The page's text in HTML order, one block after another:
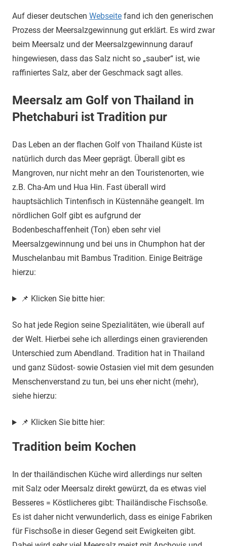
Auf dieser deutschen Webseite fand ich den generischen
Prozess der Meersalzgewinnung gut erklärt. Es wird zwar
beim Meersalz und der Meersalzgewinnung darauf
hingewiesen, dass das Salz nicht so „sauber“ ist, wie
raffiniertes Salz, aber der Geschmack sagt alles.
Meersalz am Golf von Thailand in
Phetchaburi ist Tradition pur
Das Leben an der flachen Golf von Thailand Küste ist
natürlich durch das Meer geprägt. Überall gibt es
Mangroven, nur nicht mehr an den Touristenorten, wie
z.B. Cha-Am und Hua Hin. Fast überall wird
hauptsächlich Tintenfisch in Küstennähe geangelt. Im
nördlichen Golf gibt es aufgrund der
Bodenbeschaffenheit (Ton) eben sehr viel
Meersalzgewinnung und bei uns in Chumphon hat der
Muschelanbau mit Bambus Tradition. Einige Beiträge
hierzu:
📌 Klicken Sie bitte hier:
So hat jede Region seine Spezialitäten, wie überall auf
der Welt. Hierbei sehe ich allerdings einen gravierenden
Unterschied zum Abendland. Tradition hat in Thailand
und ganz Südost- sowie Ostasien viel mit dem gesunden
Menschenverstand zu tun, bei uns eher nicht (mehr),
siehe hierzu:
📌 Klicken Sie bitte hier:
Tradition beim Kochen
In der thailändischen Küche wird allerdings nur selten
mit Salz oder Meersalz direkt gewürzt, da es etwas viel
Besseres = Köstlicheres gibt: Thailändische Fischsoße.
Es ist daher nicht verwunderlich, dass es einige Fabriken
für Fischsoße in dieser Gegend seit Ewigkeiten gibt.